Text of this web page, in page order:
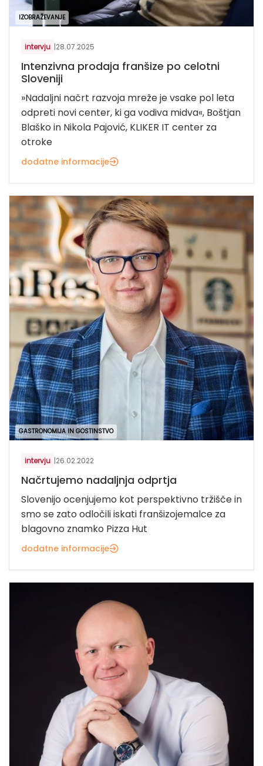
IZOBRAŽEVANJE
intervju |28.07.2025
Intenzivna prodaja franšize po celotni
Sloveniji
»Nadaljni načrt razvoja mreže je vsake pol leta
odpreti novi center, ki ga vodiva midva«, Boštjan
Blaško in Nikola Pajović, KLIKER IT center za
otroke
dodatne informacije
GASTRONOMIJA IN GOSTINSTVO
intervju |26.02.2022
Načrtujemo nadaljnja odprtja
Slovenijo ocenjujemo kot perspektivno tržišče in
smo se zato odločili iskati franšizojemalce za
blagovno znamko Pizza Hut
dodatne informacije